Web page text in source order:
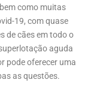
como muitas
19, com quase
de cães em todo o
aguda
pode oferecer uma
as questões.